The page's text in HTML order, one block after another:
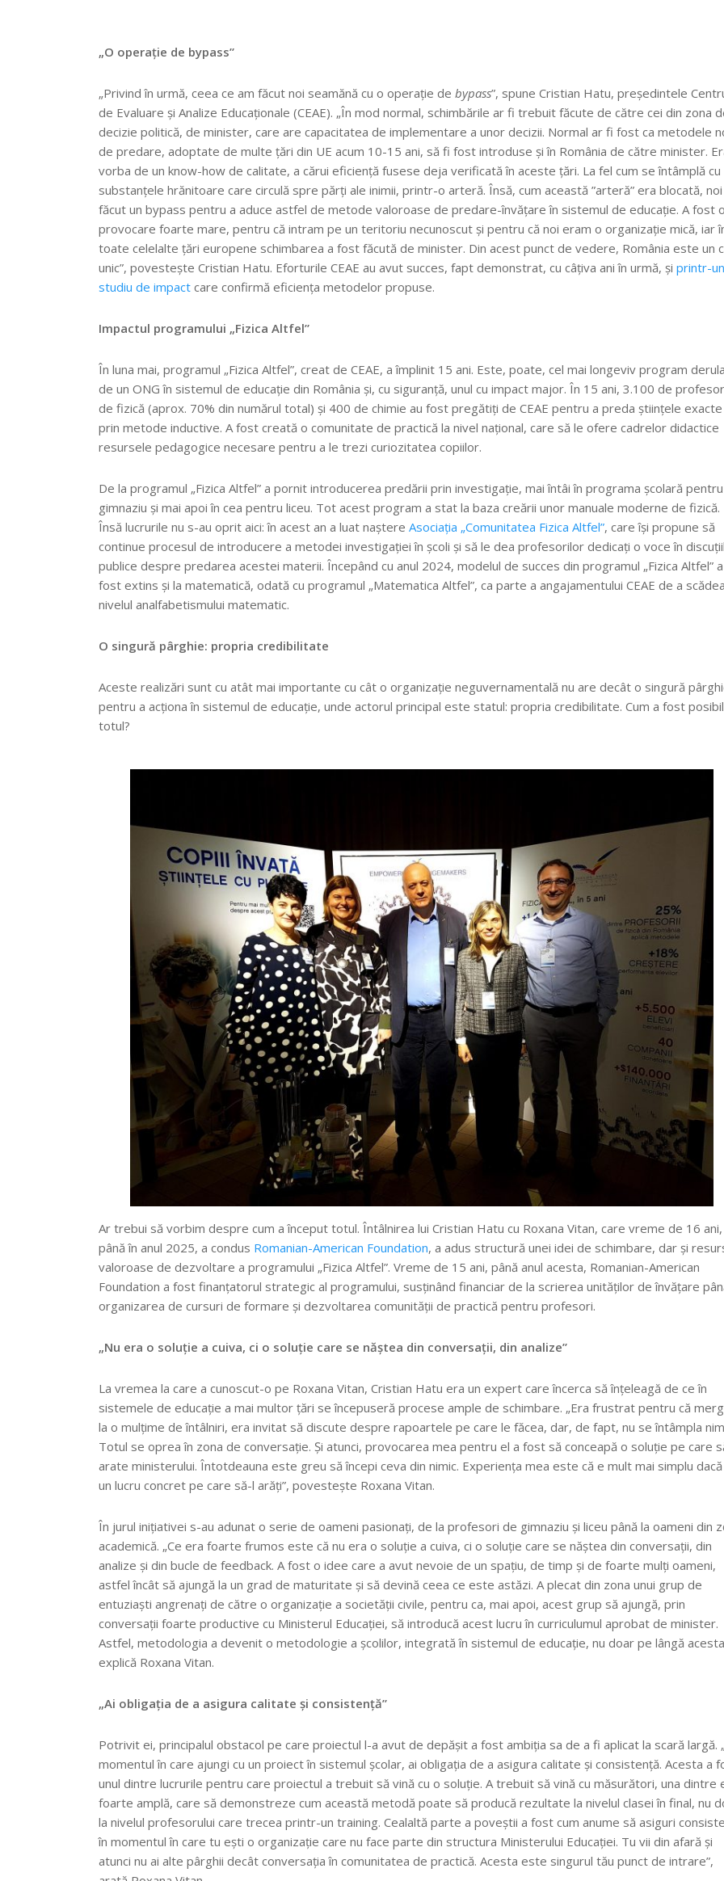
„O operație de bypass”
„Privind în urmă, ceea ce am făcut noi seamănă cu o operație de bypass”, spune Cristian Hatu, președintele
de Evaluare și Analize Educaționale (CEAE). „În mod normal, schimbările ar fi trebuit făcute de către cei din zona
decizie politică, de minister, care are capacitatea de implementare a unor decizii. Normal ar fi fost ca metodele
de predare, adoptate de multe țări din UE acum 10-15 ani, să fi fost introduse și în România de către minister.
vorba de un know-how de calitate, a cărui eficiență fusese deja verificată în aceste țări. La fel cum se întâmplă cu
substanțele hrănitoare care circulă spre părți ale inimii, printr-o arteră. Însă, cum această ”arteră” era blocată,
făcut un bypass pentru a aduce astfel de metode valoroase de predare-învățare în sistemul de educație. A fost o
provocare foarte mare, pentru că intram pe un teritoriu necunoscut și pentru că noi eram o organizație mică, iar
toate celelalte țări europene schimbarea a fost făcută de minister. Din acest punct de vedere, România este un
unic”, povestește Cristian Hatu. Eforturile CEAE au avut succes, fapt demonstrat, cu câțiva ani în urmă, și printr-un
studiu de impact care confirmă eficiența metodelor propuse.
Impactul programului „Fizica Altfel”
În luna mai, programul „Fizica Altfel”, creat de CEAE, a împlinit 15 ani. Este, poate, cel mai longeviv program
de un ONG în sistemul de educație din România și, cu siguranță, unul cu impact major. În 15 ani, 3.100 de
de fizică (aprox. 70% din numărul total) și 400 de chimie au fost pregătiți de CEAE pentru a preda științele exacte
prin metode inductive. A fost creată o comunitate de practică la nivel național, care să le ofere cadrelor didactice
resursele pedagogice necesare pentru a le trezi curiozitatea copiilor.
De la programul „Fizica Altfel” a pornit introducerea predării prin investigație, mai întâi în programa școlară pentru
gimnaziu și mai apoi în cea pentru liceu. Tot acest program a stat la baza creării unor manuale moderne de fizică.
Însă lucrurile nu s-au oprit aici: în acest an a luat naștere Asociația „Comunitatea Fizica Altfel”, care își propune să
continue procesul de introducere a metodei investigației în școli și să le dea profesorilor dedicați o voce în
publice despre predarea acestei materii. Începând cu anul 2024, modelul de succes din programul „Fizica Altfel” a
fost extins și la matematică, odată cu programul „Matematica Altfel”, ca parte a angajamentului CEAE de a scădea
nivelul analfabetismului matematic.
O singură pârghie: propria credibilitate
Aceste realizări sunt cu atât mai importante cu cât o organizație neguvernamentală nu are decât o singură
pentru a acționa în sistemul de educație, unde actorul principal este statul: propria credibilitate. Cum a fost posibil
totul?
Ar trebui să vorbim despre cum a început totul. Întâlnirea lui Cristian Hatu cu Roxana Vitan, care vreme de 16 ani,
până în anul 2025, a condus Romanian-American Foundation, a adus structură unei idei de schimbare, dar și
valoroase de dezvoltare a programului „Fizica Altfel”. Vreme de 15 ani, până anul acesta, Romanian-American
Foundation a fost finanțatorul strategic al programului, susținând financiar de la scrierea unităților de învățare
organizarea de cursuri de formare și dezvoltarea comunității de practică pentru profesori.
„Nu era o soluție a cuiva, ci o soluție care se năștea din conversații, din analize”
La vremea la care a cunoscut-o pe Roxana Vitan, Cristian Hatu era un expert care încerca să înțeleagă de ce în
sistemele de educație a mai multor țări se începuseră procese ample de schimbare. „Era frustrat pentru că
la o mulțime de întâlniri, era invitat să discute despre rapoartele pe care le făcea, dar, de fapt, nu se întâmpla
Totul se oprea în zona de conversație. Și atunci, provocarea mea pentru el a fost să conceapă o soluție pe care
arate ministerului. Întotdeauna este greu să începi ceva din nimic. Experiența mea este că e mult mai simplu dacă
un lucru concret pe care să-l arăți”, povestește Roxana Vitan.
În jurul inițiativei s-au adunat o serie de oameni pasionați, de la profesori de gimnaziu și liceu până la oameni din
academică. „Ce era foarte frumos este că nu era o soluție a cuiva, ci o soluție care se năștea din conversații, din
analize și din bucle de feedback. A fost o idee care a avut nevoie de un spațiu, de timp și de foarte mulți oameni,
astfel încât să ajungă la un grad de maturitate și să devină ceea ce este astăzi. A plecat din zona unui grup de
entuziaști angrenați de către o organizație a societății civile, pentru ca, mai apoi, acest grup să ajungă, prin
conversații foarte productive cu Ministerul Educației, să introducă acest lucru în curriculumul aprobat de minister.
Astfel, metodologia a devenit o metodologie a școlilor, integrată în sistemul de educație, nu doar pe lângă
explică Roxana Vitan.
„Ai obligația de a asigura calitate și consistență”
Potrivit ei, principalul obstacol pe care proiectul l-a avut de depășit a fost ambiția sa de a fi aplicat la scară largă.
momentul în care ajungi cu un proiect în sistemul școlar, ai obligația de a asigura calitate și consistență. Acesta a
unul dintre lucrurile pentru care proiectul a trebuit să vină cu o soluție. A trebuit să vină cu măsurători, una dintre
foarte amplă, care să demonstreze cum această metodă poate să producă rezultate la nivelul clasei în final, nu
la nivelul profesorului care trecea printr-un training. Cealaltă parte a poveștii a fost cum anume să asiguri
în momentul în care tu ești o organizație care nu face parte din structura Ministerului Educației. Tu vii din afară și
atunci nu ai alte pârghii decât conversația în comunitatea de practică. Acesta este singurul tău punct de intrare”,